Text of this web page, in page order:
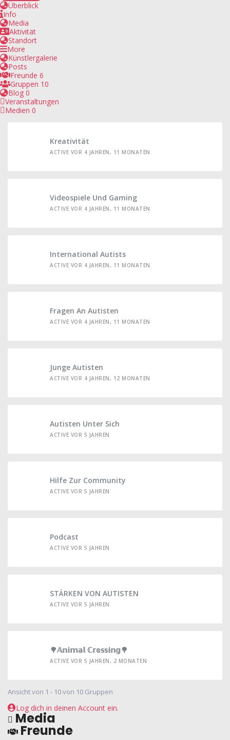
Überblick
Info
Media
Aktivität
Standort
More
Künstlergalerie
Posts
Freunde 6
Gruppen 10
Blog 0
Veranstaltungen
Medien 0
Kreativität
ACTIVE VOR 4 JAHREN, 11 MONATEN
Videospiele Und Gaming
ACTIVE VOR 4 JAHREN, 11 MONATEN
International Autists
ACTIVE VOR 4 JAHREN, 11 MONATEN
Fragen An Autisten
ACTIVE VOR 4 JAHREN, 11 MONATEN
Junge Autisten
ACTIVE VOR 4 JAHREN, 12 MONATEN
Autisten Unter Sich
ACTIVE VOR 5 JAHREN
Hilfe Zur Community
ACTIVE VOR 5 JAHREN
Podcast
ACTIVE VOR 5 JAHREN
STÄRKEN VON AUTISTEN
ACTIVE VOR 5 JAHREN
🌳𝔸𝕟𝕚𝕞𝕒𝕝 ℂ𝕣𝕠𝕤𝕤𝕚𝕟𝕘🌳
ACTIVE VOR 5 JAHREN, 2 MONATEN
Ansicht von 1 - 10 von 10 Gruppen
Log dich in deinen Account ein.
Media
Freunde